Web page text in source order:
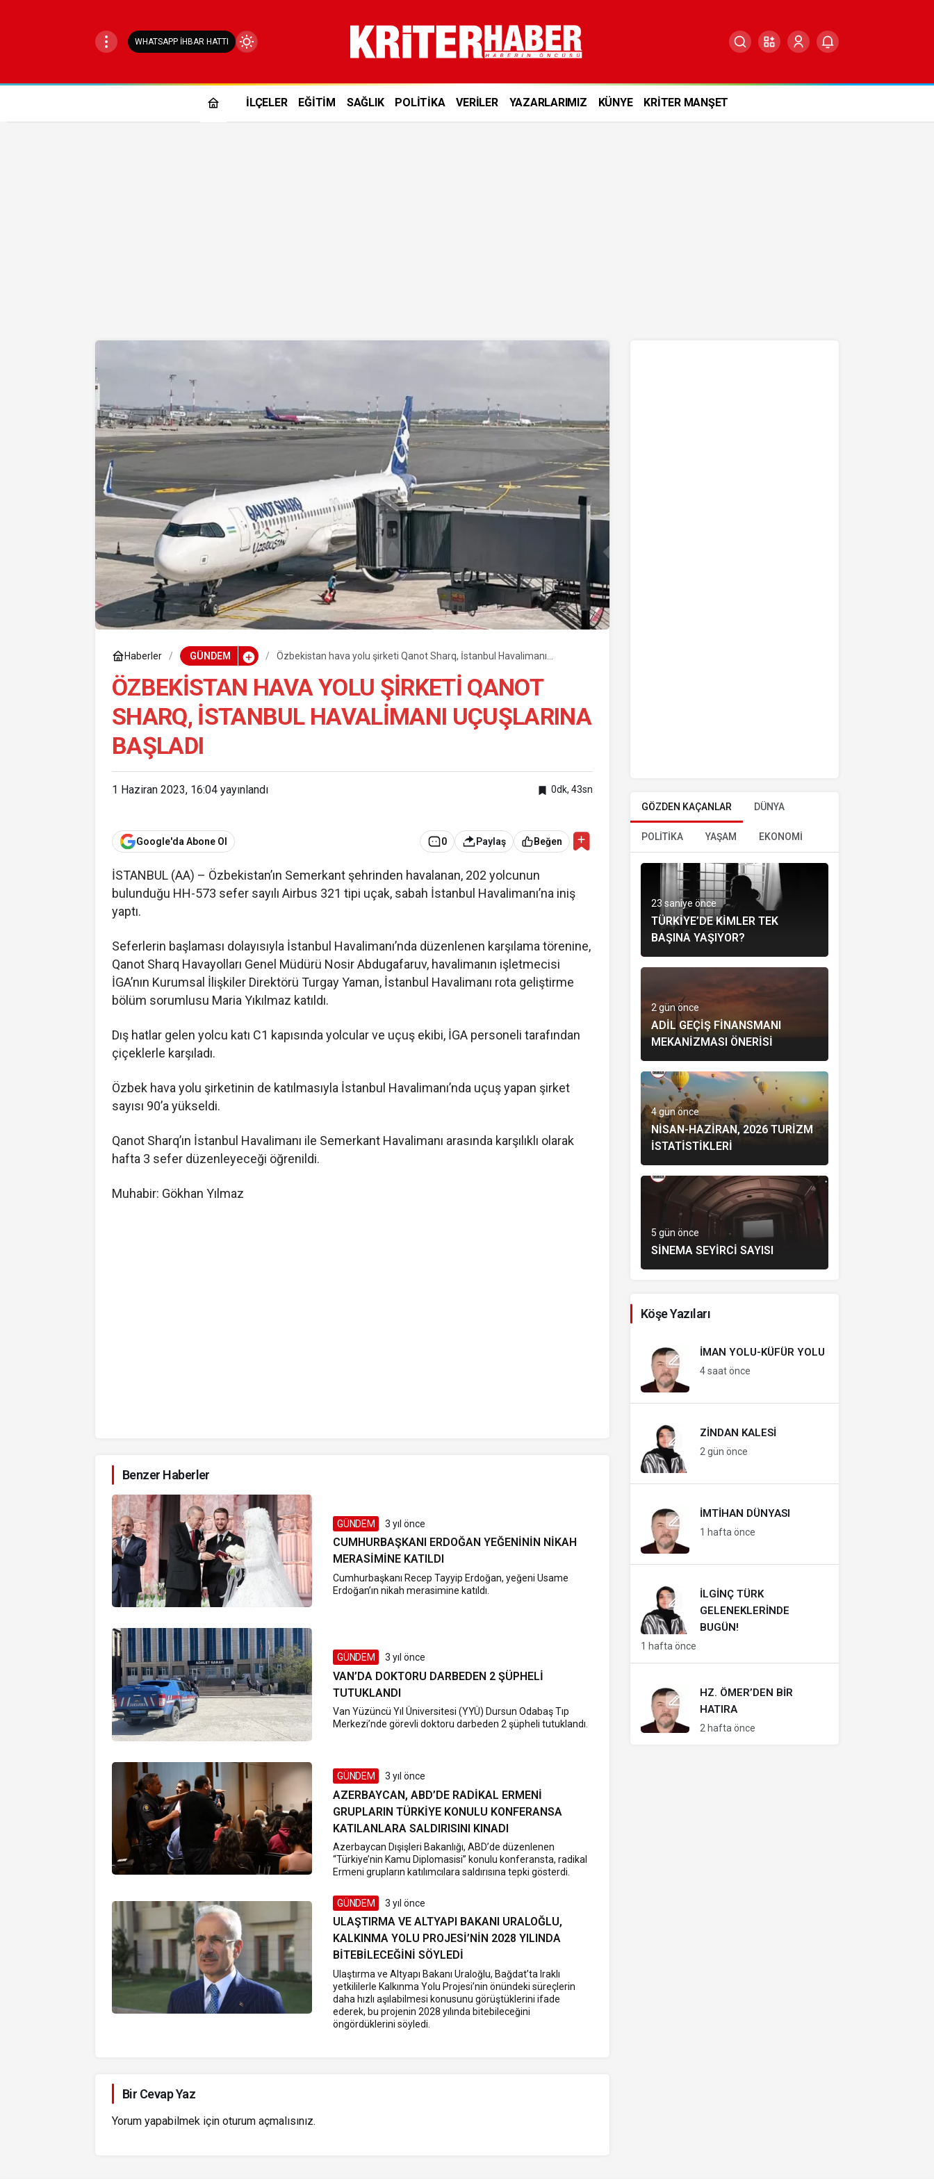
WHATSAPP İHBAR HATTI
Mod
İLÇELER EĞİTİM SAĞLIK POLİTİKA VERİLER YAZARLARIMIZ KÜNYE KRİTER MANŞET
Haberler GÜNDEM
Özbekistan hava yolu şirketi Qanot Sharq, İstanbul Havalimanı
ÖZBEKISTAN HAVA YOLU ŞIRKETI QANOT
SHARQ, İSTANBUL HAVALIMANI UÇUŞLARINA
BAŞLADI
1 Haziran 2023, 16:04 yayınlandı 0dk, 43sn
Google'da Abone Ol 0 Paylaş Beğen
İSTANBUL (AA) – Özbekistan’ın Semerkant şehrinden havalanan, 202 yolcunun
bulunduğu HH-573 sefer sayılı Airbus 321 tipi uçak, sabah İstanbul Havalimanı’na iniş
yaptı.
Seferlerin başlaması dolayısıyla İstanbul Havalimanı’nda düzenlenen karşılama törenine,
Qanot Sharq Havayolları Genel Müdürü Nosir Abdugafaruv, havalimanın işletmecisi
İGA’nın Kurumsal İlişkiler Direktörü Turgay Yaman, İstanbul Havalimanı rota geliştirme
bölüm sorumlusu Maria Yıkılmaz katıldı.
Dış hatlar gelen yolcu katı C1 kapısında yolcular ve uçuş ekibi, İGA personeli tarafından
çiçeklerle karşıladı.
Özbek hava yolu şirketinin de katılmasıyla İstanbul Havalimanı’nda uçuş yapan şirket
sayısı 90’a yükseldi.
Qanot Sharq’ın İstanbul Havalimanı ile Semerkant Havalimanı arasında karşılıklı olarak
hafta 3 sefer düzenleyeceği öğrenildi.
Muhabir: Gökhan Yılmaz
Benzer Haberler
GÜNDEM 3 yıl önce
CUMHURBAŞKANI ERDOĞAN YEĞENININ NIKAH
MERASIMINE KATILDI
Cumhurbaşkanı Recep Tayyip Erdoğan, yeğeni Usame
Erdoğan’ın nikah merasimine katıldı.
GÜNDEM 3 yıl önce
VAN’DA DOKTORU DARBEDEN 2 ŞÜPHELI
TUTUKLANDI
Van Yüzüncü Yıl Üniversitesi (YYÜ) Dursun Odabaş Tıp
Merkezi’nde görevli doktoru darbeden 2 şüpheli tutuklandı.
GÜNDEM 3 yıl önce
AZERBAYCAN, ABD’DE RADIKAL ERMENI
GRUPLARIN TÜRKIYE KONULU KONFERANSA
KATILANLARA SALDIRISINI KINADI
Azerbaycan Dışişleri Bakanlığı, ABD’de düzenlenen
“Türkiye’nin Kamu Diplomasisi” konulu konferansta, radikal
Ermeni grupların katılımcılara saldırısına tepki gösterdi.
GÜNDEM 3 yıl önce
ULAŞTIRMA VE ALTYAPI BAKANI URALOĞLU,
KALKINMA YOLU PROJESI’NIN 2028 YILINDA
BITEBILECEĞINI SÖYLEDI
Ulaştırma ve Altyapı Bakanı Uraloğlu, Bağdat’ta Iraklı
yetkililerle Kalkınma Yolu Projesi’nin önündeki süreçlerin
daha hızlı aşılabilmesi konusunu görüştüklerini ifade
ederek, bu projenin 2028 yılında bitebileceğini
öngördüklerini söyledi.
Bir Cevap Yaz
Yorum yapabilmek için oturum açmalısınız.
GÖZDEN KAÇANLAR DÜNYA
POLİTİKA YAŞAM EKONOMİ
23 saniye önce
TÜRKIYE’DE KIMLER TEK
BAŞINA YAŞIYOR?
2 gün önce
ADIL GEÇIŞ FINANSMANI
MEKANIZMASI ÖNERISI
4 gün önce
NISAN-HAZIRAN, 2026 TURIZM
İSTATISTIKLERI
5 gün önce
SINEMA SEYIRCI SAYISI
Köşe Yazıları
İMAN YOLU-KÜFÜR YOLU
4 saat önce
ZINDAN KALESI
2 gün önce
İMTIHAN DÜNYASI
1 hafta önce
İLGINÇ TÜRK
GELENEKLERINDE
BUGÜN!
1 hafta önce
HZ. ÖMER’DEN BIR
HATIRA
2 hafta önce